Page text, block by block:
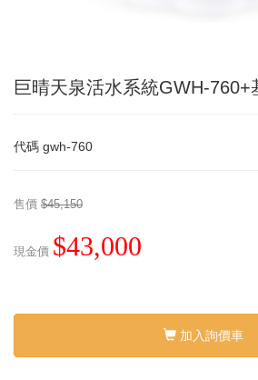
巨晴天泉活水系統GWH-760+
代碼 gwh-760
售價 $45,150
現金價 $43,000
加入詢價車